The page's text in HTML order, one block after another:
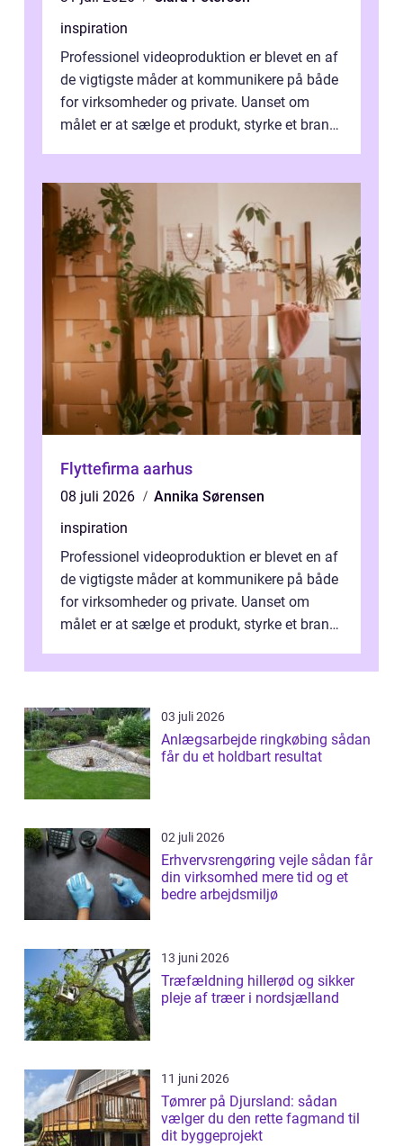
inspiration
Professionel videoproduktion er blevet en af
de vigtigste måder at kommunikere på både
for virksomheder og private. Uanset om
målet er at sælge et produkt, styrke et brand,
Flyttefirma aarhus
08 juli 2026
Annika Sørensen
inspiration
Professionel videoproduktion er blevet en af
de vigtigste måder at kommunikere på både
for virksomheder og private. Uanset om
målet er at sælge et produkt, styrke et brand,
03 juli 2026
Anlægsarbejde ringkøbing sådan
får du et holdbart resultat
02 juli 2026
Erhvervsrengøring vejle sådan får
din virksomhed mere tid og et
bedre arbejdsmiljø
13 juni 2026
Træfældning hillerød og sikker
pleje af træer i nordsjælland
11 juni 2026
Tømrer på Djursland: sådan
vælger du den rette fagmand til
dit byggeprojekt